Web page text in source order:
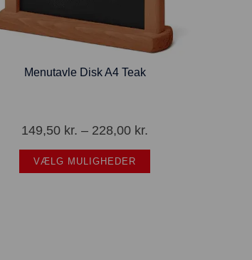
Menutavle Disk A4 Teak
149,50 kr. – 228,00 kr.
VÆLG MULIGHEDER